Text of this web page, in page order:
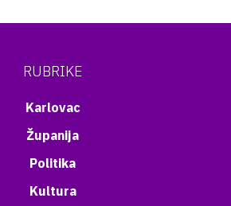
RUBRIKE
Karlovac
Županija
Politika
Kultura